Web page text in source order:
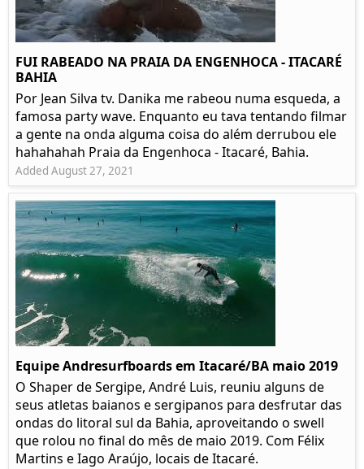
FUI RABEADO NA PRAIA DA ENGENHOCA - ITACARÉ
BAHIA
Por Jean Silva tv. Danika me rabeou numa esqueda, a
famosa party wave. Enquanto eu tava tentando filmar
a gente na onda alguma coisa do além derrubou ele
hahahahah Praia da Engenhoca - Itacaré, Bahia.
Added August 27, 2021
Equipe Andresurfboards em Itacaré/BA maio 2019
O Shaper de Sergipe, André Luis, reuniu alguns de
seus atletas baianos e sergipanos para desfrutar das
ondas do litoral sul da Bahia, aproveitando o swell
que rolou no final do mês de maio 2019. Com Félix
Martins e Iago Araújo, locais de Itacaré.